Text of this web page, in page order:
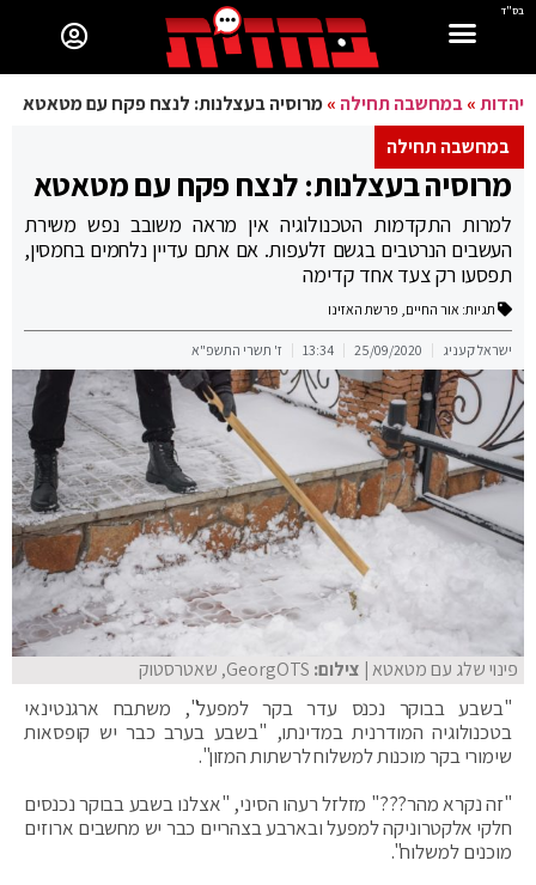
בס"ד
יהדות»במחשבה תחילה »מרוסיה בעצלנות: לנצח פקח עם מטאטא
במחשבה תחילה
מרוסיה בעצלנות: לנצח פקח עם מטאטא
למרות התקדמות הטכנולוגיה אין מראה משובב נפש משירת
העשבים הנרטבים בגשם זלעפות. אם אתם עדיין נלחמים בחמסין,
תפסעו רק צעד אחד קדימה
תגיות: אור החיים, פרשת האזינו
ישראל קעניג 25/09/2020
13:34 ז' תשרי התשפ"א
פינוי שלג עם מטאטא| צילום: GeorgOTS, שאטרסטוק
"בשבע בבוקר נכנס עדר בקר למפעל", משתבח ארגנטינאי
בטכנולוגיה המודרנית במדינתו, "בשבע בערב כבר יש קופסאות
שימורי בקר מוכנות למשלוח לרשתות המזון".
"זה נקרא מהר???" מזלזל רעהו הסיני, "אצלנו בשבע בבוקר נכנסים
חלקי אלקטרוניקה למפעל ובארבע בצהריים כבר יש מחשבים ארוזים
מוכנים למשלוח".